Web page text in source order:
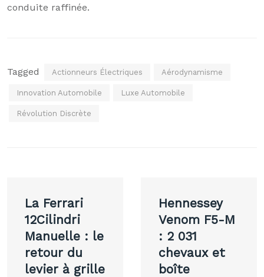
conduite raffinée.
Tagged Actionneurs Électriques Aérodynamisme
Innovation Automobile Luxe Automobile
Révolution Discrète
de
l’article
La Ferrari
12Cilindri
Manuelle : le
retour du
levier à grille
Hennessey
Venom F5-M
: 2 031
chevaux et
boîte